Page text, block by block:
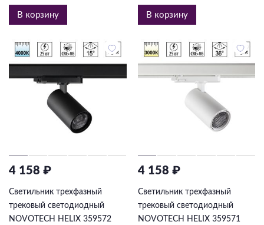
В корзину В корзину
4 158 ₽
Светильник трехфазный
трековый светодиодный
NOVOTECH HELIX 359572
4 158 ₽
Светильник трехфазный
трековый светодиодный
NOVOTECH HELIX 359571